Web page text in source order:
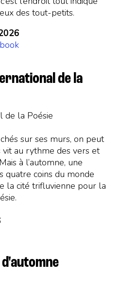
des tout-petits.
de la
sur ses murs, on peut
vit au rythme des vers et
à l’automne, une
quatre coins du monde
la cité trifluvienne pour la
d'automne